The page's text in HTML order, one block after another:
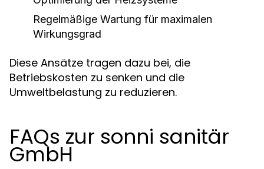
Regelmäßige Wartung für maximalen
Wirkungsgrad
Diese Ansätze tragen dazu bei, die
Betriebskosten zu senken und die
Umweltbelastung zu reduzieren.
FAQs zur sonni sanitär
GmbH